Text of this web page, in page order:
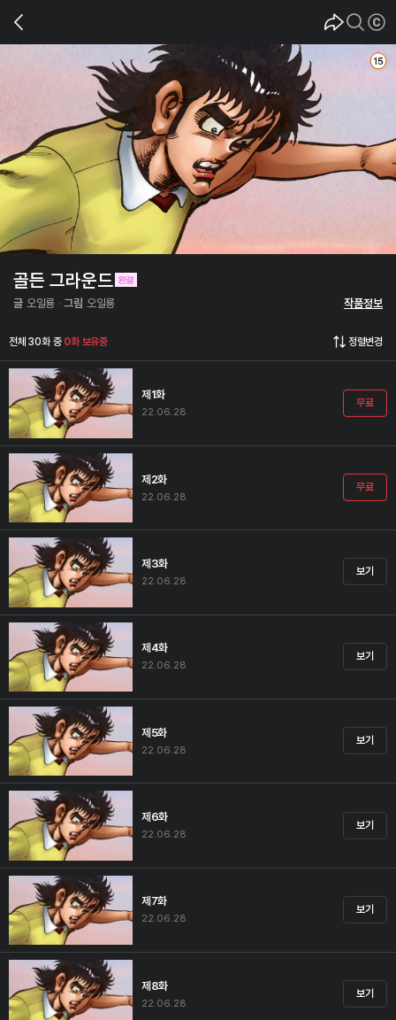
골든 그라운드
글 오일룡 그림 오일룡 작품정보
전체 30화 중 0화 보유중 정렬변경
제1화
22.06.28
무료
제2화
22.06.28
무료
제3화
22.06.28
보기
제4화
22.06.28
보기
제5화
22.06.28
보기
제6화
22.06.28
보기
제7화
22.06.28
보기
제8화
22.06.28
보기